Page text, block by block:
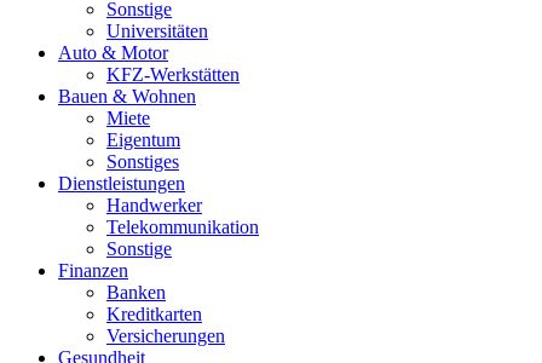
Sonstige
Universitäten
Auto & Motor
KFZ-Werkstätten
Bauen & Wohnen
Miete
Eigentum
Sonstiges
Dienstleistungen
Handwerker
Telekommunikation
Sonstige
Finanzen
Banken
Kreditkarten
Versicherungen
Gesundheit